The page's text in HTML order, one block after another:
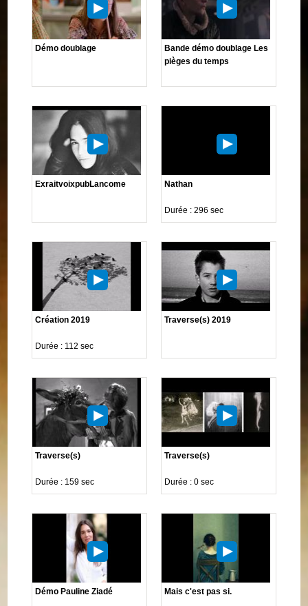
Démo doublage
Bande démo doublage Les
pièges du temps
ExraitvoixpubLancome Nathan
Durée : 296 sec
Création 2019
Durée : 112 sec
Traverse(s) 2019
Traverse(s)
Durée : 159 sec
Traverse(s)
Durée : 0 sec
Démo Pauline Ziadé Mais c'est pas si.